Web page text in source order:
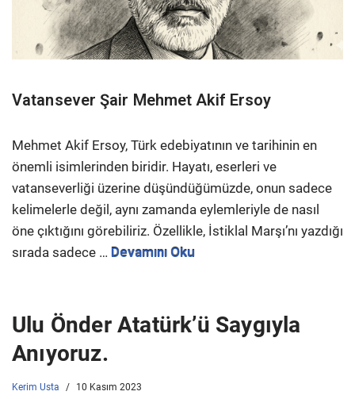
Vatansever Şair Mehmet Akif Ersoy
Mehmet Akif Ersoy, Türk edebiyatının ve tarihinin en
önemli isimlerinden biridir. Hayatı, eserleri ve
vatanseverliği üzerine düşündüğümüzde, onun sadece
kelimelerle değil, aynı zamanda eylemleriyle de nasıl
öne çıktığını görebiliriz. Özellikle, İstiklal Marşı’nı yazdığı
sırada sadece … Devamını Oku
Ulu Önder Atatürk’ü Saygıyla
Anıyoruz.
Kerim Usta 10 Kasım 2023